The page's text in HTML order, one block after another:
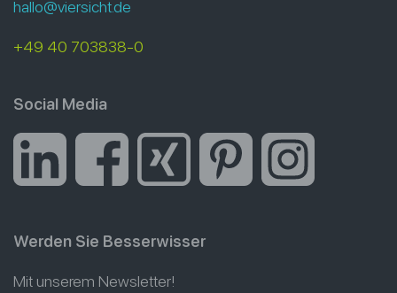
hallo@viersicht.de
+49 40 703838-0
Social Media
Werden Sie Besserwisser
Mit unserem Newsletter!